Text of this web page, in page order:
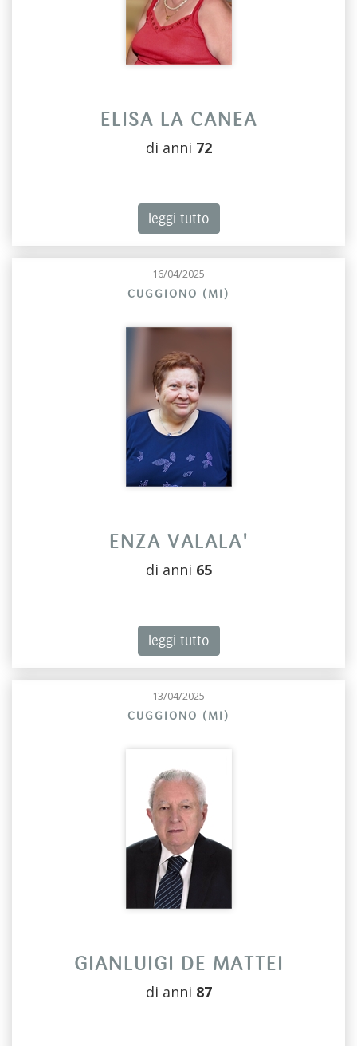
ELISA LA CANEA
di anni 72
leggi tutto
16/04/2025
CUGGIONO (MI)
ENZA VALALA'
di anni 65
leggi tutto
13/04/2025
CUGGIONO (MI)
GIANLUIGI DE MATTEI
di anni 87